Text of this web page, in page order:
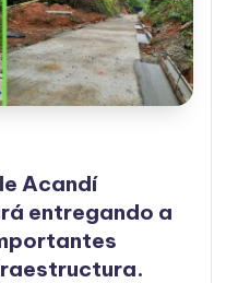
Acandí
entregando a